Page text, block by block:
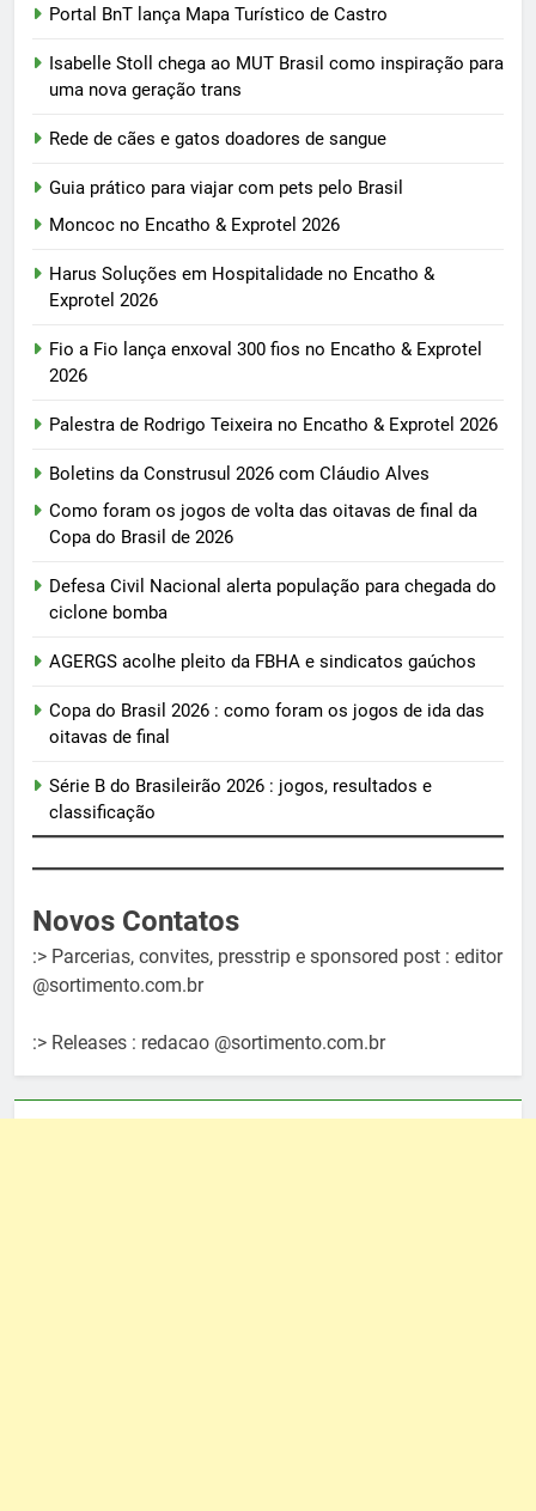
Portal BnT lança Mapa Turístico de Castro
Isabelle Stoll chega ao MUT Brasil como inspiração para
uma nova geração trans
Rede de cães e gatos doadores de sangue
Guia prático para viajar com pets pelo Brasil
Moncoc no Encatho & Exprotel 2026
Harus Soluções em Hospitalidade no Encatho &
Exprotel 2026
Fio a Fio lança enxoval 300 fios no Encatho & Exprotel
2026
Palestra de Rodrigo Teixeira no Encatho & Exprotel 2026
Boletins da Construsul 2026 com Cláudio Alves
Como foram os jogos de volta das oitavas de final da
Copa do Brasil de 2026
Defesa Civil Nacional alerta população para chegada do
ciclone bomba
AGERGS acolhe pleito da FBHA e sindicatos gaúchos
Copa do Brasil 2026 : como foram os jogos de ida das
oitavas de final
Série B do Brasileirão 2026 : jogos, resultados e
classificação
Novos Contatos
:> Parcerias, convites, presstrip e sponsored post : editor
@sortimento.com.br
:> Releases : redacao @sortimento.com.br